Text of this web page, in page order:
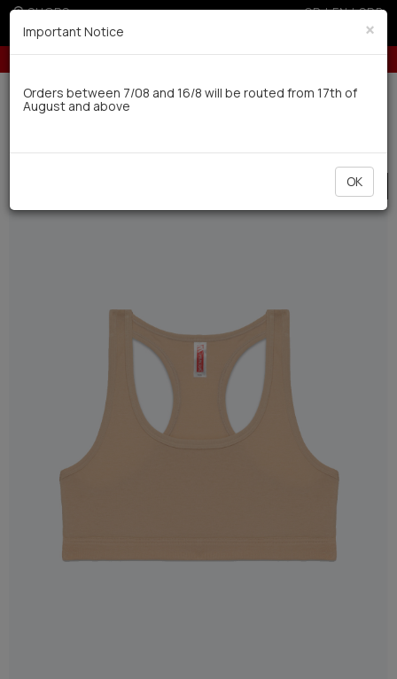
SHOPS GR|EN|SRB
free installments with credit cards for orders over 50€ 5% off for
Delivery in 7-9 working days via UPS
SALE
×
Important Notice
Orders between 7/08 and 16/8 will be routed from 17th of
August and above
OK